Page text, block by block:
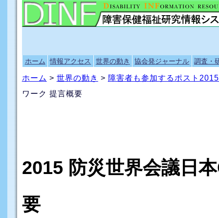
ホーム 情報アクセス 世界の動き 協会発ジャーナル 調査・
ホーム > 世界の動き > 障害者も参加するポスト
ワーク 提言概要
2015 防災世界会議日
要